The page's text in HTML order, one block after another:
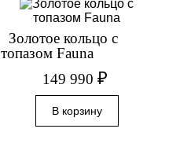
Золотое кольцо с
топазом Fauna
149 990 ₽